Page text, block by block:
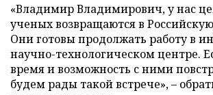
«Владимир Владимирович, у нас
ученых возвращаются в
Они готовы продолжать работу в
научно-технологическом центре.
время и возможность с ними
будем рады такой встрече», –